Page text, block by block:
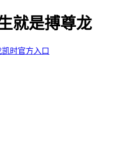
就是搏尊龙
时官方入口